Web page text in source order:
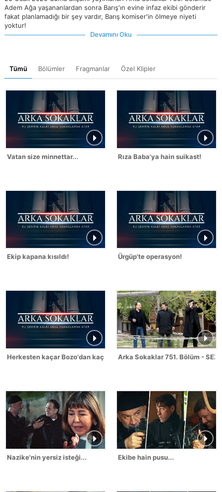
Adem Ağa yaşananlardan sonra Barış'ın evine infaz ekibi gönderir
fakat planlamadığı bir şey vardır, Barış komiser'in ölmeye niyeti
yoktur!
Devamını Oku
Tümü Bölümler Fragmanlar Özel Klipler
Vatan size minnettar... Rıza Baba'ya hain suikast!
Ekip kapana kısıldı! Ürgüp'te operasyon!
Herkesten kaçar Bozo'dan kaçmaz!Arka Sokaklar 751. Bölüm -
Nazike'nin yersiz isteği... Ekibe hain pusu...